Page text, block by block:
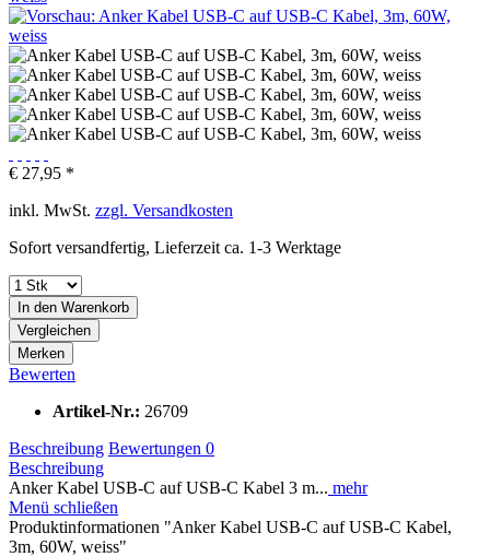
€ 27,95 *
inkl. MwSt. zzgl. Versandkosten
Sofort versandfertig, Lieferzeit ca. 1-3 Werktage
In den Warenkorb
Vergleichen
Merken
Bewerten
Artikel-Nr.: 26709
Beschreibung Bewertungen 0
Beschreibung
Anker Kabel USB-C auf USB-C Kabel 3 m... mehr
Menü schließen
Produktinformationen "Anker Kabel USB-C auf USB-C Kabel,
3m, 60W, weiss"